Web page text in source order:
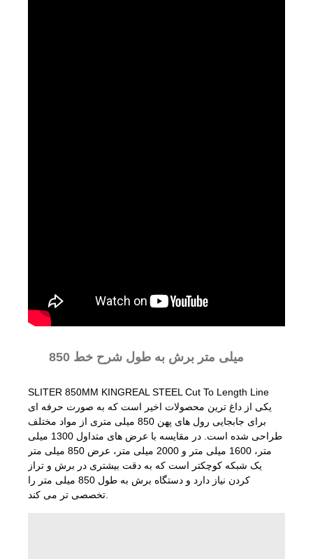
850 میلی متر برش به طول شرح خط
SLITER 850MM KINGREAL STEEL Cut To Length Line
یکی از داغ ترین محصولات اخیر است که به صورت حرفه ای
برای جابجایی رول های پهن 850 میلی متری از مواد مختلف
طراحی شده است. در مقایسه با عرض های متداول 1300 میلی
متر، 1600 میلی متر و 2000 میلی متر، عرض 850 میلی متر
یک شبکه کوچکتر است که به دقت بیشتری در برش و تراز
کردن نیاز دارد و دستگاه برش به طول 850 میلی متر را